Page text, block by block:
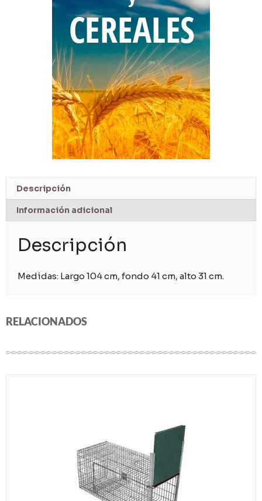
Descripción
Información adicional
Descripción
Medidas: Largo 104 cm, fondo 41 cm, alto 31 cm.
RELACIONADOS